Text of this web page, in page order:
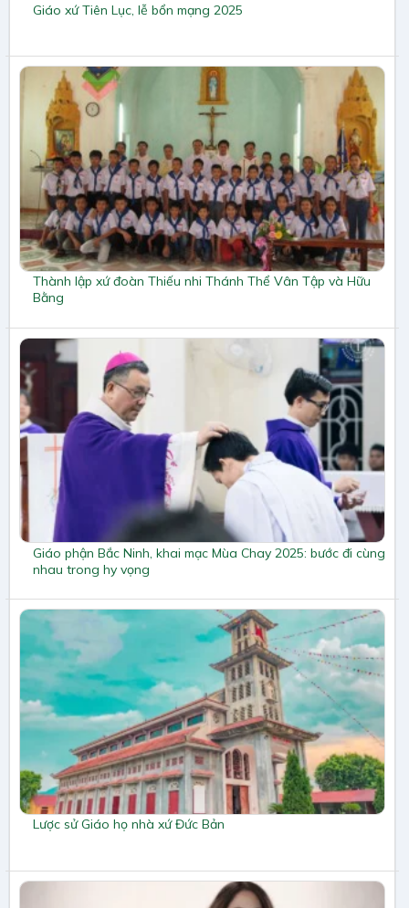
Giáo xứ Tiên Lục, lễ bổn mạng 2025
Thành lập xứ đoàn Thiếu nhi Thánh Thể Vân Tập và Hữu
Bằng
Giáo phận Bắc Ninh, khai mạc Mùa Chay 2025: bước đi cùng
nhau trong hy vọng
Lược sử Giáo họ nhà xứ Đức Bản